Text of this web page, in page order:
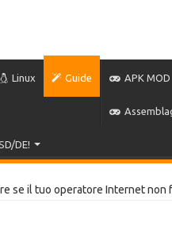
Linux Guide APK MOD
DE!
se il tuo operatore Internet non